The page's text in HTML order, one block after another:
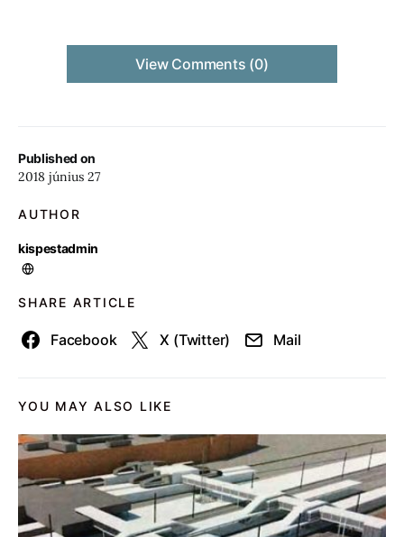
Published on
2018 június 27
AUTHOR
kispestadmin
SHARE ARTICLE
Facebook X (Twitter) Mail
View Comments (0)
YOU MAY ALSO LIKE